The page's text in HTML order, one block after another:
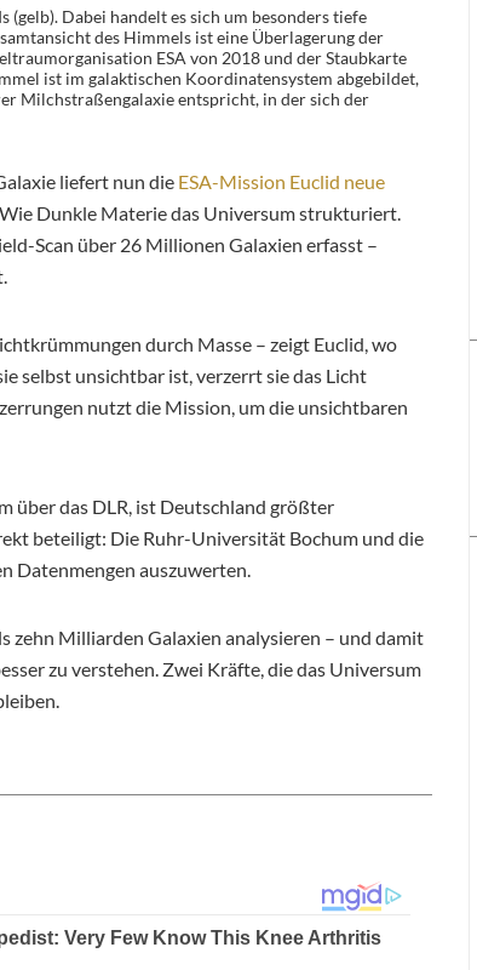
Dabei handelt es sich um besonders tiefe
des Himmels ist eine Überlagerung der
ESA von 2018 und der Staubkarte
ist im galaktischen Koordinatensystem abgebildet,
Milchstraßengalaxie entspricht, in der sich der
liefert nun die ESA-Mission Euclid neue
Dunkle Materie das Universum strukturiert.
Scan über 26 Millionen Galaxien erfasst –
durch Masse – zeigt Euclid, wo
selbst unsichtbar ist, verzerrt sie das Licht
nutzt die Mission, um die unsichtbaren
über das DLR, ist Deutschland größter
beteiligt: Die Ruhr-Universität Bochum und die
Datenmengen auszuwerten.
zehn Milliarden Galaxien analysieren – und damit
zu verstehen. Zwei Kräfte, die das Universum